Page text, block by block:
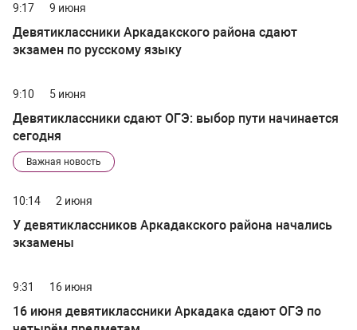
9:17 9 июня
Девятиклассники Аркадакского района сдают
экзамен по русскому языку
9:10 5 июня
Девятиклассники сдают ОГЭ: выбор пути начинается
сегодня
Важная новость
10:14 2 июня
У девятиклассников Аркадакского района начались
экзамены
9:31 16 июня
16 июня девятиклассники Аркадака сдают ОГЭ по